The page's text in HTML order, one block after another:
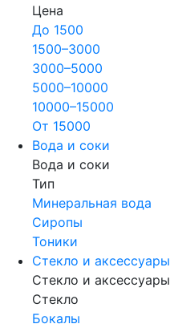
Цена
До 1500
1500–3000
3000–5000
5000–10000
10000–15000
От 15000
Вода и соки
Вода и соки
Тип
Минеральная вода
Сиропы
Тоники
Стекло и аксессуары
Стекло и аксессуары
Стекло
Бокалы